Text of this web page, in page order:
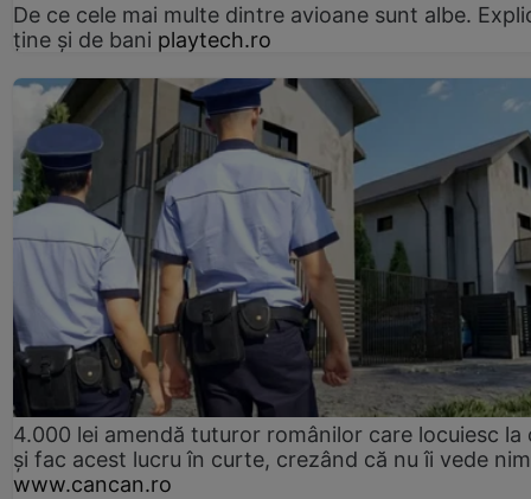
De ce cele mai multe dintre avioane sunt albe.
ține și de bani playtech.ro
4.000 lei amendă tuturor românilor care locuiesc la
și fac acest lucru în curte, crezând că nu îi vede
www.cancan.ro